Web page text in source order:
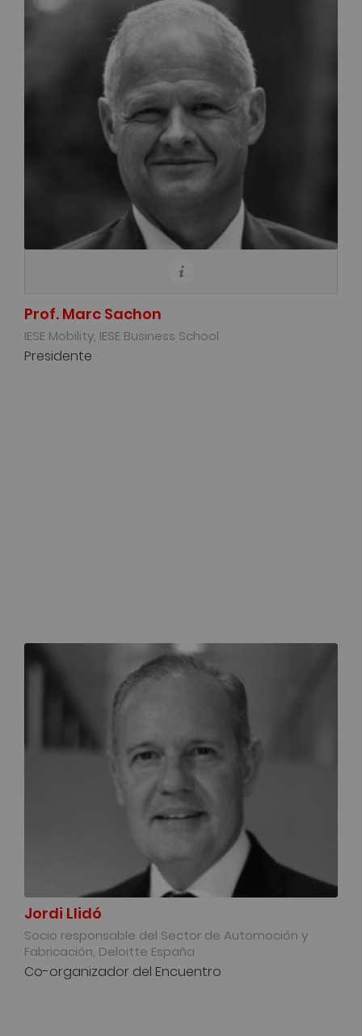
Prof. Marc Sachon
IESE Mobility, IESE Business School
Presidente
Jordi Llidó
Socio responsable del Sector de Automoción y
Fabricación, Deloitte España
Co-organizador del Encuentro